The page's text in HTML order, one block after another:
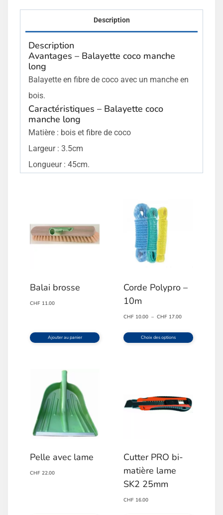
Description
Description
Avantages – Balayette coco manche
long
Balayette en fibre de coco avec un manche en
bois.
Caractéristiques – Balayette coco
manche long
Matière : bois et fibre de coco
Largeur : 3.5cm
Longueur : 45cm.
Balai brosse
CHF 11.00
Ajouter au panier
Corde Polypro –
10m
CHF 10.00 – CHF 17.00Plage
prix :
Choix des options
plusieurs
peuvent
Pelle avec lame
CHF 22.00
Cutter PRO bi-
matière lame
SK2 25mm
CHF 16.00